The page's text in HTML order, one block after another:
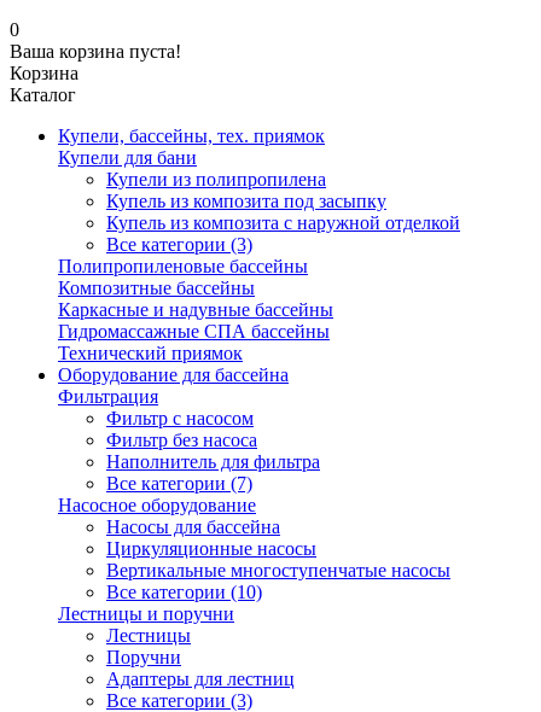
0
Ваша корзина пуста!
Корзина
Каталог
Купели, бассейны, тех. приямок
Купели для бани
Купели из полипропилена
Купель из композита под засыпку
Купель из композита с наружной отделкой
Все категории (3)
Полипропиленовые бассейны
Композитные бассейны
Каркасные и надувные бассейны
Гидромассажные СПА бассейны
Технический приямок
Оборудование для бассейна
Фильтрация
Фильтр с насосом
Фильтр без насоса
Наполнитель для фильтра
Все категории (7)
Насосное оборудование
Насосы для бассейна
Циркуляционные насосы
Вертикальные многоступенчатые насосы
Все категории (10)
Лестницы и поручни
Лестницы
Поручни
Адаптеры для лестниц
Все категории (3)